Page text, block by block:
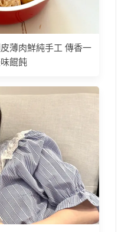
薄肉鮮純手工 傳香一
餛飩